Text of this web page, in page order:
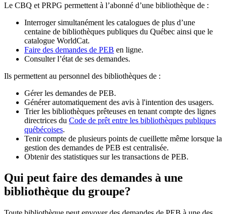
Le CBQ et PRPG permettent à l’abonné d’une bibliothèque de :
Interroger simultanément les catalogues de plus d’une
centaine de bibliothèques publiques du Québec ainsi que le
catalogue WorldCat.
Faire des demandes de PEB en ligne.
Consulter l’état de ses demandes.
Ils permettent au personnel des bibliothèques de :
Gérer les demandes de PEB.
Générer automatiquement des avis à l'intention des usagers.
Trier les bibliothèques prêteuses en tenant compte des lignes
directrices du Code de prêt entre les bibliothèques publiques
québécoises.
Tenir compte de plusieurs points de cueillette même lorsque la
gestion des demandes de PEB est centralisée.
Obtenir des statistiques sur les transactions de PEB.
Qui peut faire des demandes à une
bibliothèque du groupe?